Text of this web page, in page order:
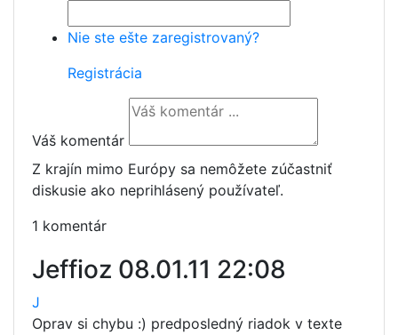
Nie ste ešte zaregistrovaný?
Registrácia
Váš komentár
Z krajín mimo Európy sa nemôžete zúčastniť
diskusie ako neprihlásený používateľ.
1 komentár
Jeffioz 08.01.11 22:08
J
Oprav si chybu :) predposledný riadok v texte